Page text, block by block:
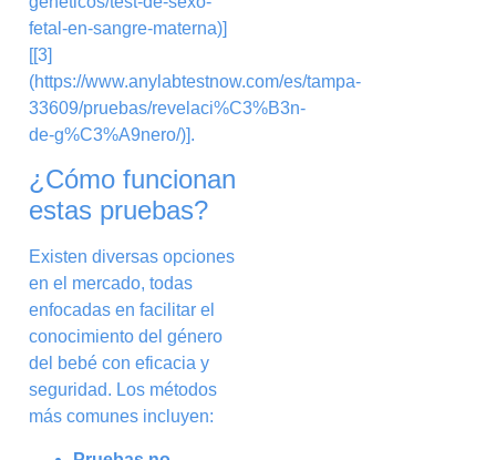
fetal-en-sangre-materna)]
[[3]
(https://www.anylabtestnow.com/es/tampa-
33609/pruebas/revelaci%C3%B3n-
de-g%C3%A9nero/)].
¿Cómo funcionan
estas pruebas?
Existen diversas opciones
en el mercado, todas
enfocadas en facilitar el
conocimiento del género
del bebé con eficacia y
seguridad. Los métodos
más comunes incluyen: